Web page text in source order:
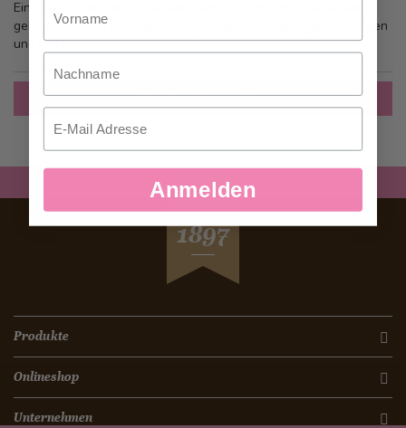
Ein Konto zu erstellen hat viele Vorteile: schneller zur Kasse
gehen, mehr als eine Adresse speichern, Bestellungen verfolgen
und mehr.
Ein Konto erstellen
SEIT
1897
Produkte
Onlineshop
Unternehmen
Nachname
Email
Anmelden